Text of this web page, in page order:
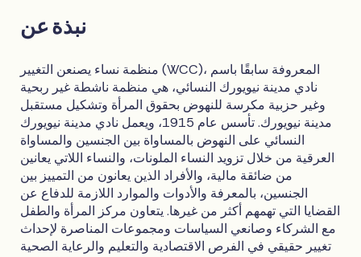
نبذة عن
منظمة نساء يصنعن التغيير (WCC)، المعروفة سابقًا باسم
نادي مدينة نيويورك النسائي، هي منظمة ناشطة غير ربحية
وغير حزبية مكرسة للنهوض بحقوق المرأة وتشكيل مستقبل
مدينة نيويورك. تأسس عام 1915، ويعمل نادي مدينة نيويورك
النسائي على النهوض بالمساواة بين الجنسين والمساواة
العرقية من خلال تزويد النساء الملونات، والنساء اللاتي يعانين
من ضائقة مالية، والأفراد الذين يعانون من التمييز بين
الجنسين، بالمعرفة والأدوات والموارد اللازمة للدفاع عن
القضايا التي تهمهم أكثر من غيرها. يتعاون مركز المرأة والطفل
مع الشركاء وصانعي السياسات ومجموعات المناصرة لإحداث
تغيير حقيقي في الفرص الاقتصادية والتعليم والرعاية الصحية